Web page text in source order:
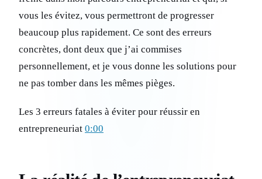
vous les évitez, vous permettront de progresser
beaucoup plus rapidement. Ce sont des erreurs
concrètes, dont deux que j’ai commises
personnellement, et je vous donne les solutions pour
ne pas tomber dans les mêmes pièges.
Les 3 erreurs fatales à éviter pour réussir en
entrepreneuriat 0:00